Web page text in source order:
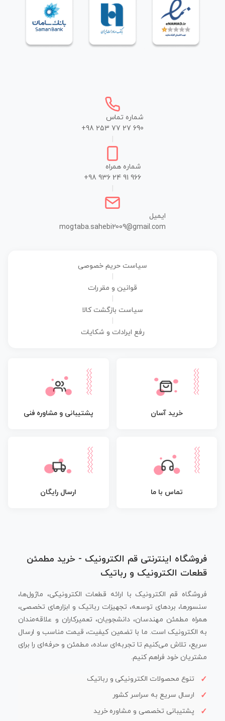
شماره تماس
+98 253 77 27 690
شماره همراه
+98 936 24 91 966
ایمیل
mogtaba.sahebi2009@gmail.com
سیاست حریم خصوصی
قوانین و مقررات
سیاست بازگشت کالا
رفع ایرادات و شکایات
خرید آسان پشتیبانی و مشاوره فنی
تماس با ما ارسال رایگان
فروشگاه اینترنتی قم الکترونیک - خرید مطمئن
قطعات الکترونیک و رباتیک
فروشگاه قم الکترونیک با ارائه قطعات الکترونیکی، ماژول‌ها،
سنسورها، بردهای توسعه، تجهیزات رباتیک و ابزارهای تخصصی،
همراه مطمئن مهندسان، دانشجویان، تعمیرکاران و علاقه‌مندان
به الکترونیک است. ما با تضمین کیفیت، قیمت مناسب و ارسال
سریع، تلاش می‌کنیم تا تجربه‌ای ساده، مطمئن و حرفه‌ای را برای
مشتریان خود فراهم کنیم.
تنوع محصولات الکترونیکی و رباتیک
ارسال سریع به سراسر کشور
پشتیبانی تخصصی و مشاوره خرید